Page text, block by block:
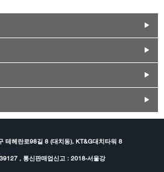
테헤란로98길 8 (대치동), KT&G대치타워 8
, 통신판매업신고 : 2018-서울강